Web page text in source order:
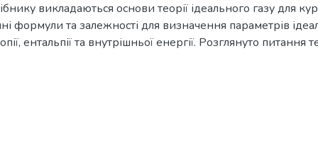
викладаються основи теорії ідеального газу для
формули та залежності для визначення параметрів
ентальпії та внутрішньої енергії. Розглянуто питання